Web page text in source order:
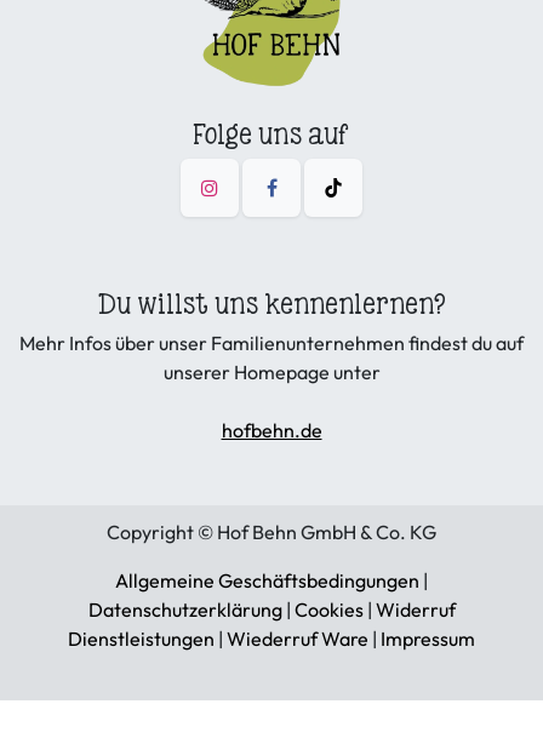
Folge uns auf
Du willst uns kennenlernen?
Mehr Infos über unser Familienunternehmen findest du auf
unserer Homepage unter
hofbehn.de
Copyright © Hof Behn GmbH & Co. KG
Allgemeine Geschäftsbedingungen |
Datenschutzerklärung| Cookies| Widerruf
Dienstleistungen | Wiederruf Ware | Impressum